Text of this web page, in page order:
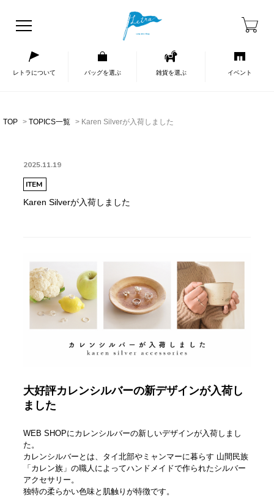
レトラについて バッグを選ぶ 雑貨を選ぶ イベント
TOP TOPICS一覧 Karen Silverが入荷しました
2025.11.19
ITEM
Karen Silverが入荷しました
大好評カレンシルバーの新デザインが入荷し
ました
WEB SHOPにカレンシルバーの新しいデザインが入荷しまし
た。
カレンシルバーとは、タイ北部やミャンマーに暮らす 山間民族
「カレン族」の職人によってハンドメイドで作られたシルバー
アクセサリー。
独特の柔らかい色味と肌触りが特徴です。